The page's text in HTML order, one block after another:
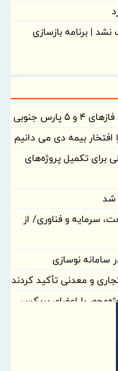
| برنامه بازسازی
جنوبی
بیمه دی می دانیم
برای تكمیل پروژه‌های
سرمایه و فناوری/ از
سامانه نوسازی
و معدنی تأکید کردند
با اعضای بریکس
آزاد ایران و روسیه
آزاد دوغارون علت